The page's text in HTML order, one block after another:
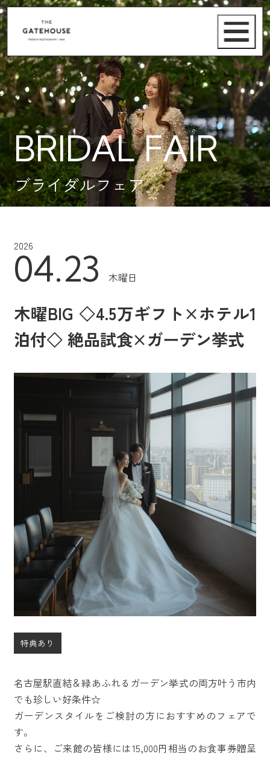
BRIDAL FAIR
ブライダルフェア
2026
04.23 木曜日
木曜BIG ◇4.5万ギフト×ホテル1
泊付◇ 絶品試食×ガーデン挙式
特典あり
名古屋駅直結＆緑あふれるガーデン挙式の両方叶う市内
でも珍しい好条件☆
ガーデンスタイルをご検討の方におすすめのフェアで
す。
さらに、ご来館の皆様には15,000円相当のお食事券贈呈